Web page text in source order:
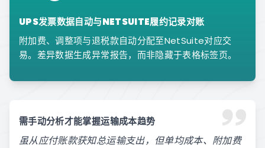
UPS发票数据自动与NETSUITE履约记录对账
附加费、调整项与退税款自动分配至NetSuite对应交
易。差异数据生成异常报告，而非隐藏于表格标签页。
需手动分析才能掌握运输成本趋势
虽从应付账款获知总运输支出，但单均成本、附加费